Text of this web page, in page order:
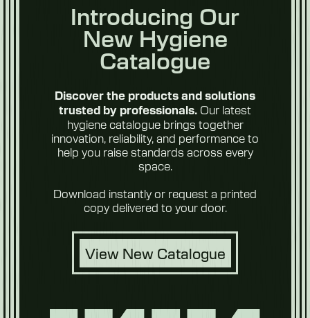
Introducing Our
New Hygiene
Catalogue
Discover the products and solutions
trusted by professionals. Our latest
hygiene catalogue brings together
innovation, reliability, and performance to
help you raise standards across every
space.
Download instantly or request a printed
copy delivered to your door.
View New Catalogue